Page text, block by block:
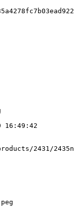
16:49:42
2431/